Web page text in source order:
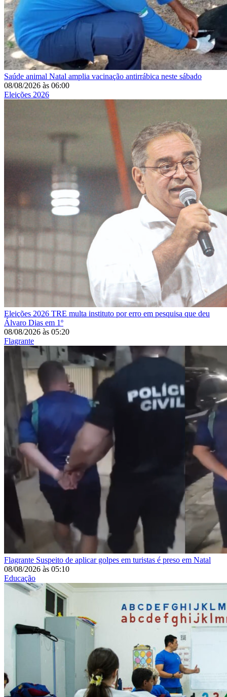
Saúde animal Natal amplia vacinação antirrábica neste sábado
08/08/2026 às 06:00
Eleições 2026
Eleições 2026 TRE multa instituto por erro em pesquisa que deu
Álvaro Dias em 1º
08/08/2026 às 05:20
Flagrante
Flagrante Suspeito de aplicar golpes em turistas é preso em Natal
08/08/2026 às 05:10
Educação